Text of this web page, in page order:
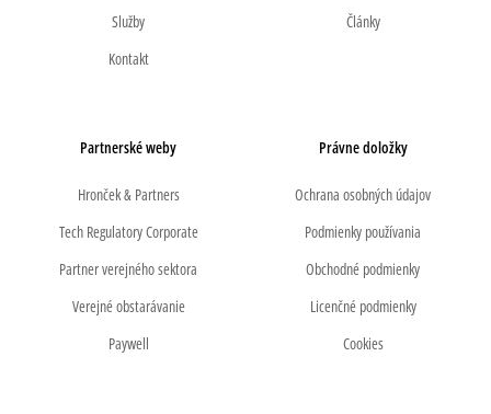
Služby
Kontakt
Články
Partnerské weby
Hronček & Partners
Tech Regulatory Corporate
Partner verejného sektora
Verejné obstarávanie
Paywell
Právne doložky
Ochrana osobných údajov
Podmienky používania
Obchodné podmienky
Licenčné podmienky
Cookies